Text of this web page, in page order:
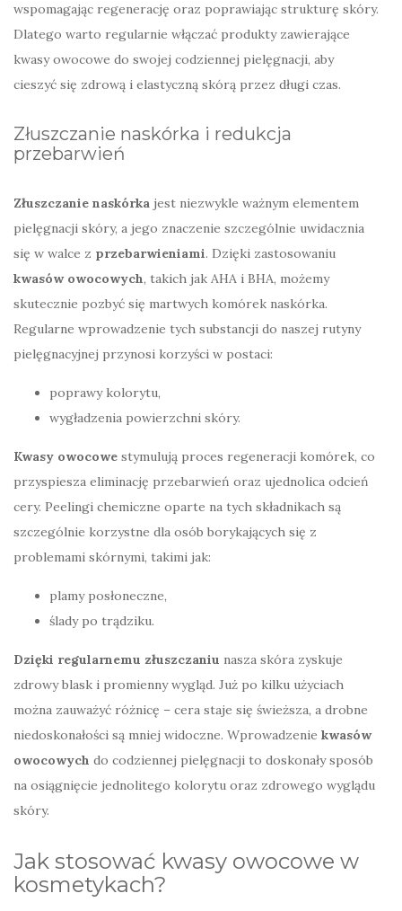
wspomagając regenerację oraz poprawiając strukturę skóry.
Dlatego warto regularnie włączać produkty zawierające
kwasy owocowe do swojej codziennej pielęgnacji, aby
cieszyć się zdrową i elastyczną skórą przez długi czas.
Złuszczanie naskórka i redukcja
przebarwień
Złuszczanie naskórka jest niezwykle ważnym elementem
pielęgnacji skóry, a jego znaczenie szczególnie uwidacznia
się w walce z przebarwieniami. Dzięki zastosowaniu
kwasów owocowych, takich jak AHA i BHA, możemy
skutecznie pozbyć się martwych komórek naskórka.
Regularne wprowadzenie tych substancji do naszej rutyny
pielęgnacyjnej przynosi korzyści w postaci:
poprawy kolorytu,
wygładzenia powierzchni skóry.
Kwasy owocowe stymulują proces regeneracji komórek, co
przyspiesza eliminację przebarwień oraz ujednolica odcień
cery. Peelingi chemiczne oparte na tych składnikach są
szczególnie korzystne dla osób borykających się z
problemami skórnymi, takimi jak:
plamy posłoneczne,
ślady po trądziku.
Dzięki regularnemu złuszczaniu nasza skóra zyskuje
zdrowy blask i promienny wygląd. Już po kilku użyciach
można zauważyć różnicę – cera staje się świeższa, a drobne
niedoskonałości są mniej widoczne. Wprowadzenie kwasów
owocowych do codziennej pielęgnacji to doskonały sposób
na osiągnięcie jednolitego kolorytu oraz zdrowego wyglądu
skóry.
Jak stosować kwasy owocowe w
kosmetykach?